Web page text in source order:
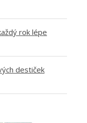
rok lépe
destiček